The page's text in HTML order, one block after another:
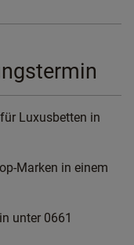
Luxusbetten in
Marken in einem
unter 0661